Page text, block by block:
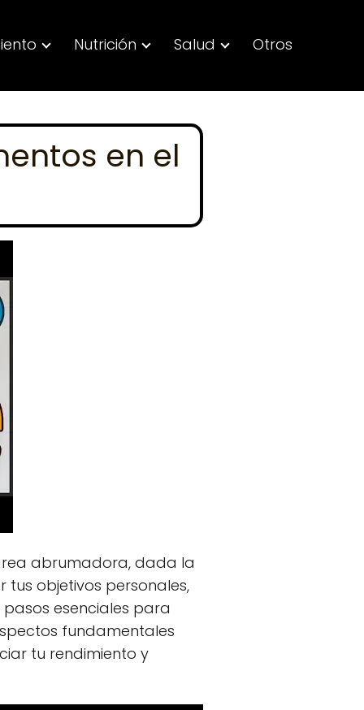
Nutrición Salud Otros
en el
abrumadora, dada la
objetivos personales,
esenciales para
fundamentales
tu rendimiento y